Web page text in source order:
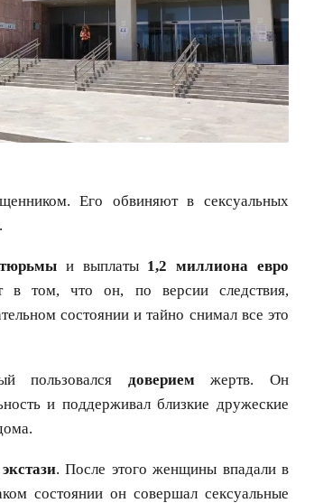
Его обвиняют в сексуальных
.
и выплаты 1,2 миллиона евро
в том, что он, по версии следствия,
состоянии и тайно снимал все это
пользовался доверием жертв. Он
и поддерживал близкие дружеские
экстази. После этого женщины впадали в
состоянии он совершал сексуальные